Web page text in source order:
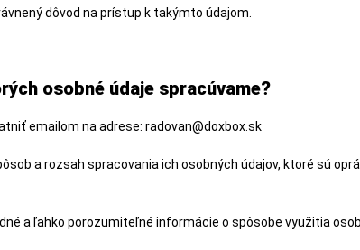
dôvod na prístup k takýmto údajom.
osobné údaje spracúvame?
emailom na adrese: radovan@doxbox.sk
a rozsah spracovania ich osobných údajov, ktoré sú
a ľahko porozumiteľné informácie o spôsobe využitia